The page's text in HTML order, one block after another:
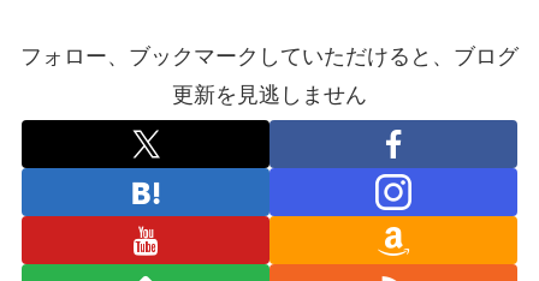
フォロー、ブックマークしていただけると、ブログ
更新を見逃しません